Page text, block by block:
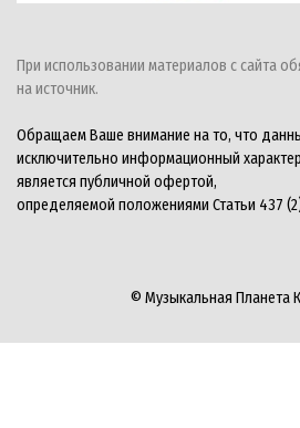
При использовании материалов с сайта
на источник.
Обращаем Ваше внимание на то, что
исключительно информационный
является публичной офертой,
определяемой положениями Статьи 437
© Музыкальная Планета